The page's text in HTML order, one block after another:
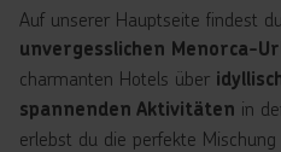
Auf unserer Hauptseite findest
unvergesslichen Menorca-
charmanten Hotels über
spannenden Aktivitäten in
erlebst du die perfekte Mischung